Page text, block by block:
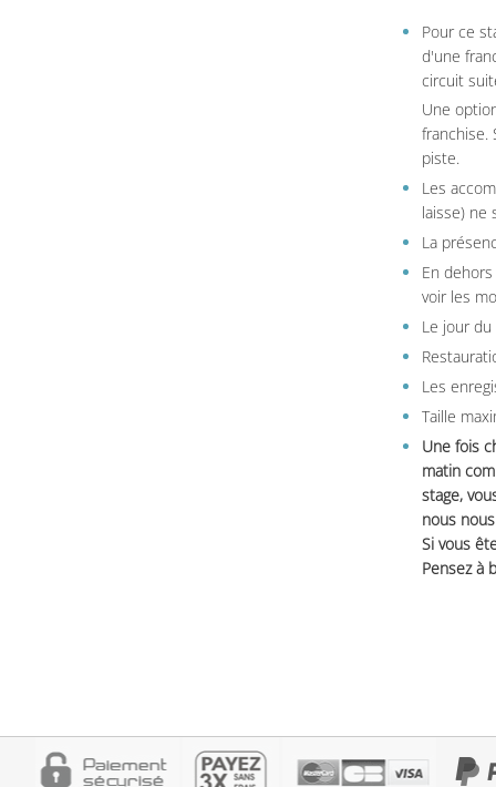
Pour ce
d'une
circuit
Une
franchise.
piste.
Les
laisse) ne
La
En
voir les
Le jour
Les
Taille
Une fois
matin
stage,
nous
Si vous
Pensez à